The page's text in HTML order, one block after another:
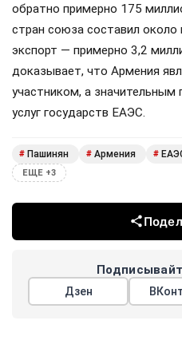
обратно примерно 175
стран союза составил
экспорт — примерно 3,2
доказывает, что Армения
участником, а значительным
услуг государств ЕАЭС.
# Пашинян # Армения #
ЕЩЕ +3
Дзен